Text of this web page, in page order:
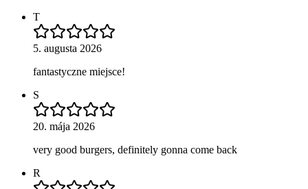
T
5. augusta 2026
fantastyczne miejsce!
S
20. mája 2026
very good burgers, definitely gonna come back
R